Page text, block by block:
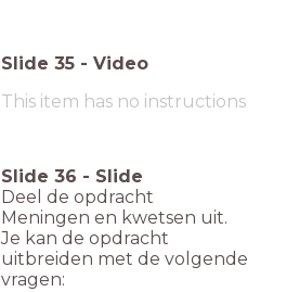
Slide 35 - Video
This item has no instructions
Slide 36 - Slide
Deel de opdracht
Meningen en kwetsen uit.
Je kan de opdracht
uitbreiden met de volgende
vragen: